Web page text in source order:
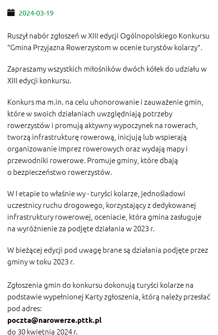
2024-03-19
Ruszył nabór zgłoszeń w XIII edycji Ogólnopolskiego Konkursu
"Gmina Przyjazna Rowerzystom w ocenie turystów kolarzy".
Zapraszamy wszystkich miłośników dwóch kółek do udziału w
XIII edycji konkursu.
Konkurs ma m.in. na celu uhonorowanie i zauważenie gmin,
które w swoich działaniach uwzględniają potrzeby
rowerzystów i promują aktywny wypoczynek na rowerach,
tworzą infrastrukturę rowerową, inicjują lub wspierają
organizowanie imprez rowerowych oraz wydają mapy i
przewodniki rowerowe. Promuje gminy, które dbają
o bezpieczeństwo rowerzystów.
W I etapie to właśnie wy - turyści kolarze, jednośladowi
uczestnicy ruchu drogowego, korzystający z dedykowanej
infrastruktury rowerowej, oceniacie, która gmina zasługuje
na wyróżnienie za podjęte działania w 2023 r.
W bieżącej edycji pod uwagę brane są działania podjęte przez
gminy w toku 2023 r.
Zgłoszenia gmin do konkursu dokonują turyści kolarze na
podstawie wypełnionej Karty zgłoszenia, którą należy przesłać
pod adres:
poczta@narowerze.pttk.pl
do 30 kwietnia 2024 r.